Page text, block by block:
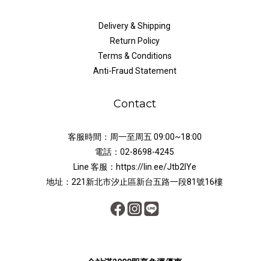
Delivery & Shipping
Return Policy
Terms & Conditions
Anti-Fraud Statement
Contact
客服時間：周一至周五 09:00~18:00
電話：02-8698-4245
Line 客服：https://lin.ee/Jtb2lYe
地址：221新北市汐止區新台五路一段81號16樓